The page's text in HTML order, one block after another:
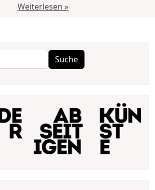
Weiterlesen »
Suche